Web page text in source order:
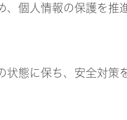
個人情報の保護を推進
状態に保ち、安全対策